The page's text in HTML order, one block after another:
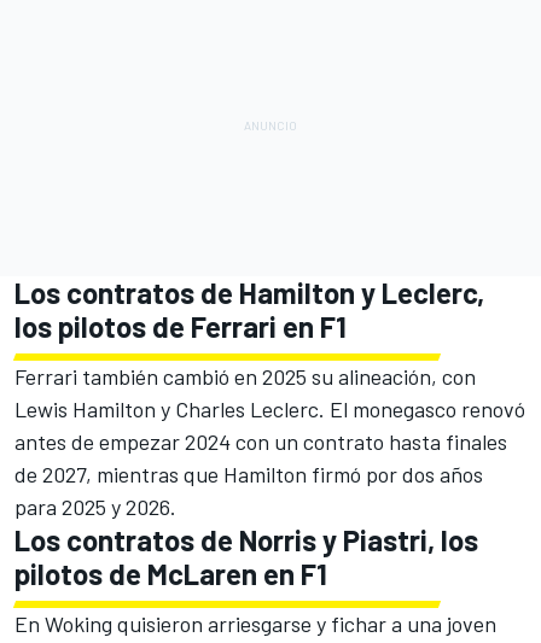
Los contratos de Hamilton y Leclerc,
los pilotos de Ferrari en F1
Ferrari también cambió en 2025 su alineación, con
Lewis Hamilton y Charles Leclerc. El monegasco renovó
antes de empezar 2024 con un contrato hasta finales
de 2027, mientras que Hamilton firmó por dos años
para 2025 y 2026.
Los contratos de Norris y Piastri, los
pilotos de McLaren en F1
En Woking quisieron arriesgarse y fichar a una joven